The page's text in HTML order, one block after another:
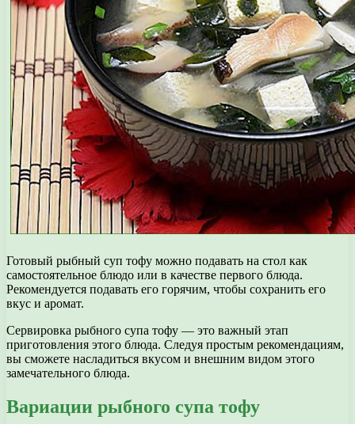
Готовый рыбный суп тофу можно подавать на стол как
самостоятельное блюдо или в качестве первого блюда.
Рекомендуется подавать его горячим, чтобы сохранить его
вкус и аромат.
Сервировка рыбного супа тофу — это важный этап
приготовления этого блюда. Следуя простым рекомендациям,
вы сможете насладиться вкусом и внешним видом этого
замечательного блюда.
Вариации рыбного супа тофу